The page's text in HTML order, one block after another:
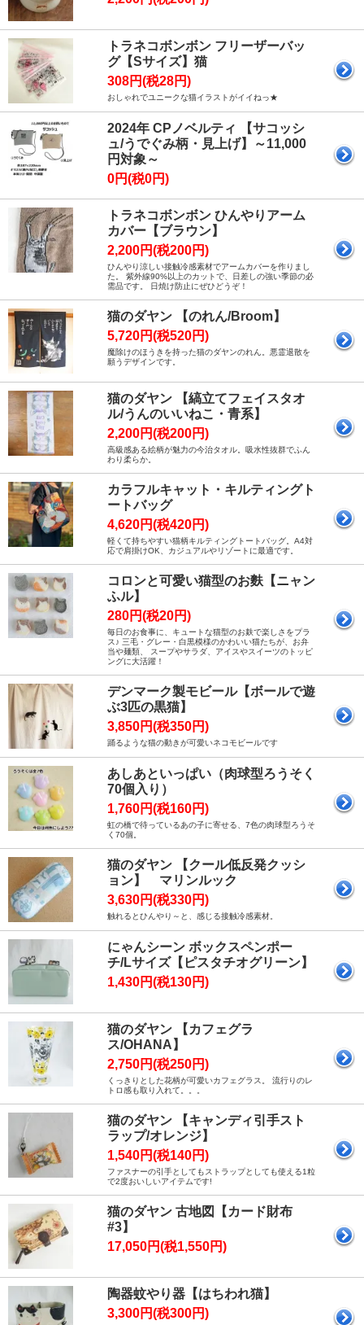
トラネコボンボン フリーザーバッ
グ【Sサイズ】猫
308円(税28円)
おしゃれでユニークな猫イラストがイイねっ★
2024年 CPノベルティ 【サコッシ
ュ/うでぐみ柄・見上げ】～11,000
円対象～
0円(税0円)
トラネコボンボン ひんやりアーム
カバー【ブラウン】
2,200円(税200円)
ひんやり涼しい接触冷感素材でアームカバーを作りまし
た。 紫外線90%以上のカットで、日差しの強い季節の必
需品です。 日焼け防止にぜひどうぞ！
猫のダヤン 【のれん/Broom】
5,720円(税520円)
魔除けのほうきを持った猫のダヤンのれん。悪霊退散を
願うデザインです。
猫のダヤン 【縞立てフェイスタオ
ル/うんのいいねこ・青系】
2,200円(税200円)
高級感ある絵柄が魅力の今治タオル。吸水性抜群でふん
わり柔らか。
カラフルキャット・キルティングト
ートバッグ
4,620円(税420円)
軽くて持ちやすい猫柄キルティングトートバッグ。A4対
応で肩掛けOK、カジュアルやリゾートに最適です。
コロンと可愛い猫型のお麩【ニャン
ふル】
280円(税20円)
毎日のお食事に、キュートな猫型のお麸で楽しさをプラ
ス♪ 三毛・グレー・白黒模様のかわいい猫たちが、お弁
当や麺類、 スープやサラダ、アイスやスイーツのトッピ
ングに大活躍！
デンマーク製モビール【ボールで遊
ぶ3匹の黒猫】
3,850円(税350円)
踊るような猫の動きが可愛いネコモビールです
あしあといっぱい（肉球型ろうそく
70個入り）
1,760円(税160円)
虹の橋で待っているあの子に寄せる、7色の肉球型ろうそ
く70個。
猫のダヤン 【クール低反発クッシ
ョン】 マリンルック
3,630円(税330円)
触れるとひんやり～と、感じる接触冷感素材。
にゃんシーン ボックスペンポー
チ/Lサイズ【ピスタチオグリーン】
1,430円(税130円)
猫のダヤン 【カフェグラ
ス/OHANA】
2,750円(税250円)
くっきりとした花柄が可愛いカフェグラス。 流行りのレ
トロ感も取り入れて。。。
猫のダヤン 【キャンディ引手スト
ラップ/オレンジ】
1,540円(税140円)
ファスナーの引手としてもストラップとしても使える1粒
で2度おいしいアイテムです!
猫のダヤン 古地図【カード財布
#3】
17,050円(税1,550円)
陶器蚊やり器【はちわれ猫】
3,300円(税300円)